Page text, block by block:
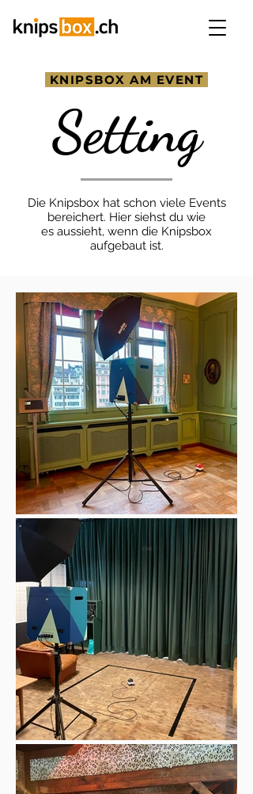
KNIPSBOX AM EVENT
Setting
Die Knipsbox hat schon viele Events
bereichert. Hier siehst du wie
es aussieht, wenn die Knipsbox
aufgebaut ist.